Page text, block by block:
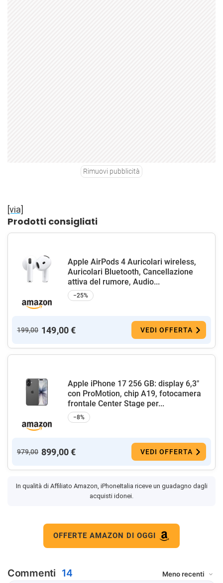
Rimuovi pubblicità
[via]
Prodotti consigliati
Apple AirPods 4 Auricolari wireless,
Auricolari Bluetooth, Cancellazione
attiva del rumore, Audio...
−25%
199,00 149,00 € VEDI OFFERTA
Apple iPhone 17 256 GB: display 6,3"
con ProMotion, chip A19, fotocamera
frontale Center Stage per...
−8%
979,00 899,00 € VEDI OFFERTA
In qualità di Affiliato Amazon, iPhoneItalia riceve un guadagno dagli
acquisti idonei.
OFFERTE AMAZON DI OGGI
Commenti 14